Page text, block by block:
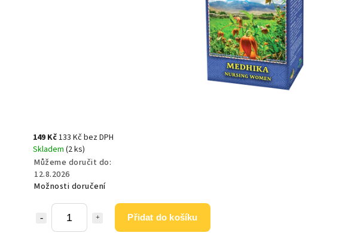
149 Kč133 Kč bez DPH
Skladem (2 ks)
Můžeme doručit do:
12.8.2026
Možnosti doručení
Přidat do košíku